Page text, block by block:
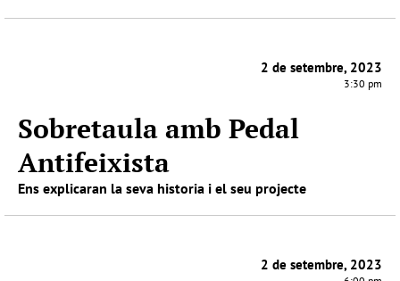
2 de setembre, 2023
3:30 pm
Sobretaula amb Pedal
Antifeixista
Ens explicaran la seva historia i el seu projecte
2 de setembre, 2023